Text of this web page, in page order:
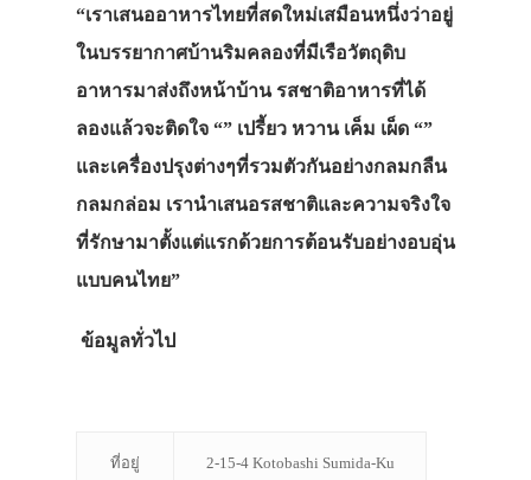
“เราเสนออาหารไทยที่สดใหม่เสมือนหนึ่งว่าอยู่
ในบรรยากาศบ้านริมคลองที่มีเรือวัตถุดิบ
อาหารมาส่งถึงหน้าบ้าน รสชาติอาหารที่ได้
ลองแล้วจะติดใจ “” เปรี้ยว หวาน เค็ม เผ็ด “”
และเครื่องปรุงต่างๆที่รวมตัวกันอย่างกลมกลืน
กลมกล่อม เรานำเสนอรสชาติและความจริงใจ
ที่รักษามาตั้งแต่แรกด้วยการต้อนรับอย่างอบอุ่น
แบบคนไทย”
ข้อมูลทั่วไป
ที่อยู่ 2-15-4 Kotobashi Sumida-Ku